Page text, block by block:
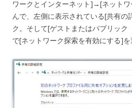
ワークとインターネット]→[ネット
んで、左側に表示されている[共有の
ク。そして[ゲストまたはパブリック
で[ネットワーク探索を有効にする]を